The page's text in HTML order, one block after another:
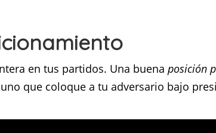
en tus partidos. Una buena posición
que coloque a tu adversario bajo